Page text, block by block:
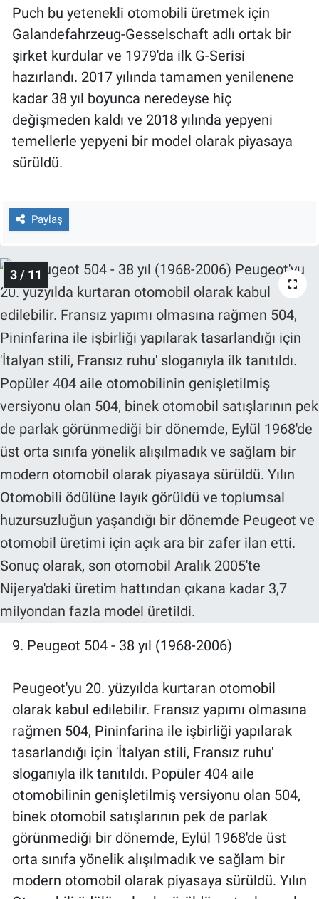
Puch bu yetenekli otomobili üretmek için
Galandefahrzeug-Gesselschaft adlı ortak bir
şirket kurdular ve 1979'da ilk G-Serisi
hazırlandı. 2017 yılında tamamen yenilenene
kadar 38 yıl boyunca neredeyse hiç
değişmeden kaldı ve 2018 yılında yepyeni
temellerle yepyeni bir model olarak piyasaya
sürüldü.
Paylaş
3 / 11
9. Peugeot 504 - 38 yıl (1968-2006)
Peugeot'yu 20. yüzyılda kurtaran otomobil
olarak kabul edilebilir. Fransız yapımı olmasına
rağmen 504, Pininfarina ile işbirliği yapılarak
tasarlandığı için 'İtalyan stili, Fransız ruhu'
sloganıyla ilk tanıtıldı. Popüler 404 aile
otomobilinin genişletilmiş versiyonu olan 504,
binek otomobil satışlarının pek de parlak
görünmediği bir dönemde, Eylül 1968'de üst
orta sınıfa yönelik alışılmadık ve sağlam bir
modern otomobil olarak piyasaya sürüldü. Yılın